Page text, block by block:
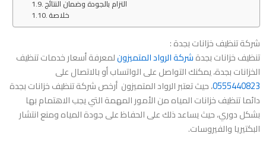
التزام بالجودة وضمان النتائج
خلاصة
شركة تنظيف خزانات بجدة :
تنظيف خزانات بجدةشركة الرواد المتميزونلمعرفة أسعار خدمات تنظيف
الخزانات بجدة، يمكنك التواصل على الواتساب أو بالاتصال على
0555440823، حيث تعتبر الرواد المتميزون أرخص شركة تنظيف خزانات بجدة
دائما تنظيف خزانات المياه من الأمور المهمة التي يجب الاهتمام بها
بشكل دوري، حيث يساعد ذلك على الحفاظ على جودة المياه ومنع انتشار
البكتيريا والفيروسات.